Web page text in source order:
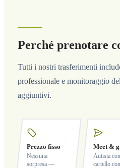
Perché prenotare
Tutti i nostri trasferimenti
professionale e monitoraggio
aggiuntivi.
Prezzo fisso
Nessuna
sorpresa —
Meet &
Autista con
cartello